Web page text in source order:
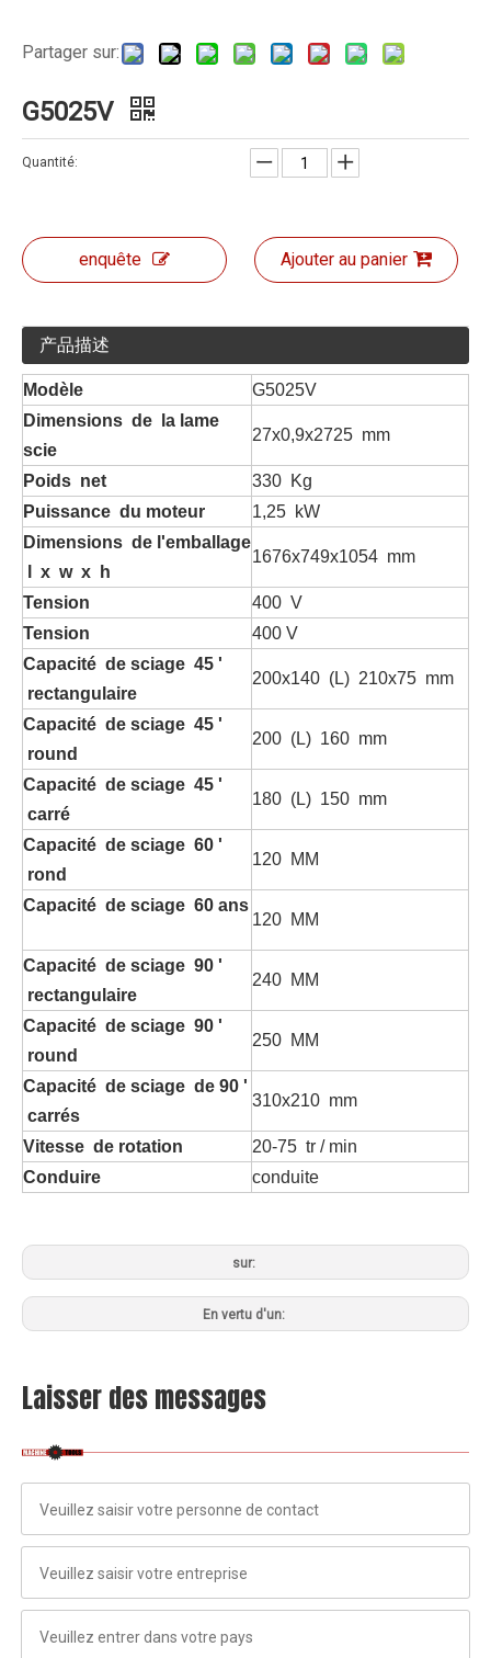
Partager sur:
G5025V
Quantité:
enquête Ajouter au panier
产品描述
Modèle
G5025V
Dimensions de la lame
scie
27x0,9x2725 mm
Poids net
330 Kg
Puissance du moteur
1,25 kW
Dimensions de l'emballage
l x w x h
1676x749x1054 mm
Tension
400 V
Tension
400 V
Capacité de sciage 45 '
rectangulaire
200x140 (L) 210x75 mm
Capacité de sciage 45 '
round
200 (L) 160 mm
Capacité de sciage 45 '
carré
180 (L) 150 mm
Capacité de sciage 60 '
rond
120 MM
Capacité de sciage 60 ans
120 MM
Capacité de sciage 90 '
rectangulaire
240 MM
Capacité de sciage 90 '
round
250 MM
Capacité de sciage de 90 '
carrés
310x210 mm
Vitesse de rotation
20-75 tr / min
Conduire
conduite ​
sur:
En vertu d'un:
Laisser des messages